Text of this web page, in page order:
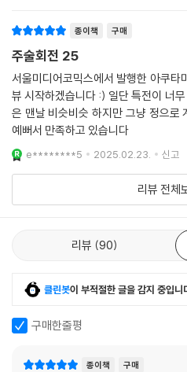
종이책 구매
주술회전 25
서울미디어코믹스에서 발행한 아쿠타
뷰 시작하겠습니다 :) 일단 특전이 너
은 맨날 비슷비슷 하지만 그냥 정으로
예뻐서 만족하고 있습니다
e********5 2025.02.23. 신고
리뷰 전체
리뷰 90
클린봇이 부적절한 글을 감지 중입니
구매한줄평
종이책 구매